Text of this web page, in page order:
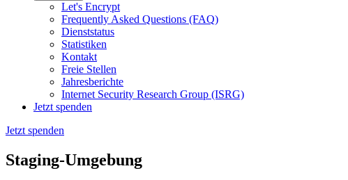
Let's Encrypt
Frequently Asked Questions (FAQ)
Dienststatus
Statistiken
Kontakt
Freie Stellen
Jahresberichte
Internet Security Research Group (ISRG)
Jetzt spenden
Jetzt spenden
Staging-Umgebung